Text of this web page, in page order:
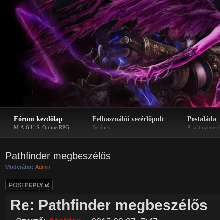
Fórum kezdőlap
M.A.G.U.S. Online RPG
Felhasználói vezérlőpult
Belépés
Postaláda
Privát
Pathfinder megbeszélős
Moderátor: Admin
Hozzászólás
küldése
Re: Pathfinder megbeszélős